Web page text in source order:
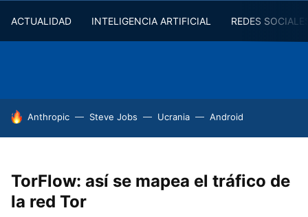
ACTUALIDAD INTELIGENCIA ARTIFICIAL REDES
HOY SE HABLA DE
Anthropic Steve Jobs Ucrania Android
TorFlow: así se mapea el tráfico de
la red Tor